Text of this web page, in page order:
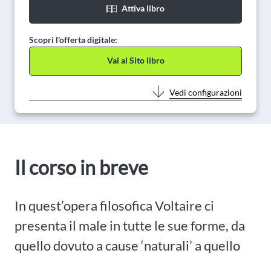
Attiva libro
Scopri l'offerta digitale:
Vai al Sito libro
Vedi configurazioni
Il corso in breve
In quest’opera filosofica Voltaire ci
presenta il male in tutte le sue forme, da
quello dovuto a cause ‘naturali’ a quello